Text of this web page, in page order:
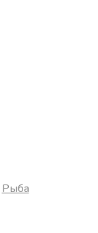
Рыба